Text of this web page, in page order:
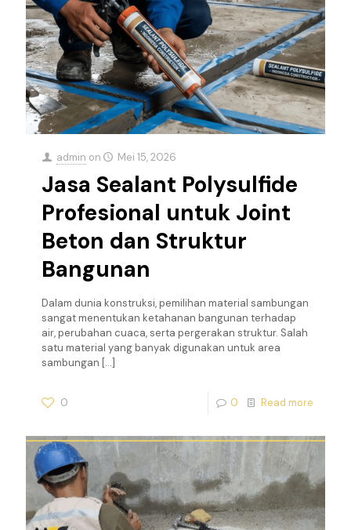
admin on Mei 15, 2026
Jasa Sealant Polysulfide
Profesional untuk Joint
Beton dan Struktur
Bangunan
Dalam dunia konstruksi, pemilihan material sambungan
sangat menentukan ketahanan bangunan terhadap
air, perubahan cuaca, serta pergerakan struktur. Salah
satu material yang banyak digunakan untuk area
sambungan […]
0 0 Read more